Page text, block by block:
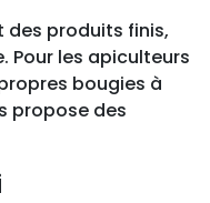
des produits finis,
Pour les apiculteurs
bougies à
propose des